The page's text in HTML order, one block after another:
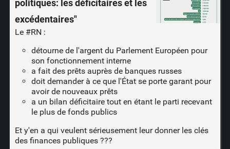
politiques: les déficitaires et les
excédentaires"
Le #RN :
détourne de l'argent du Parlement Européen pour
son fonctionnement interne
a fait des prêts auprès de banques russes
doit demander à ce que l'État se porte garant pour
avoir de nouveaux prêts
a un bilan déficitaire tout en étant le parti recevant
le plus de fonds publics
Et y'en a qui veulent sérieusement leur donner les clés
des finances publiques ???